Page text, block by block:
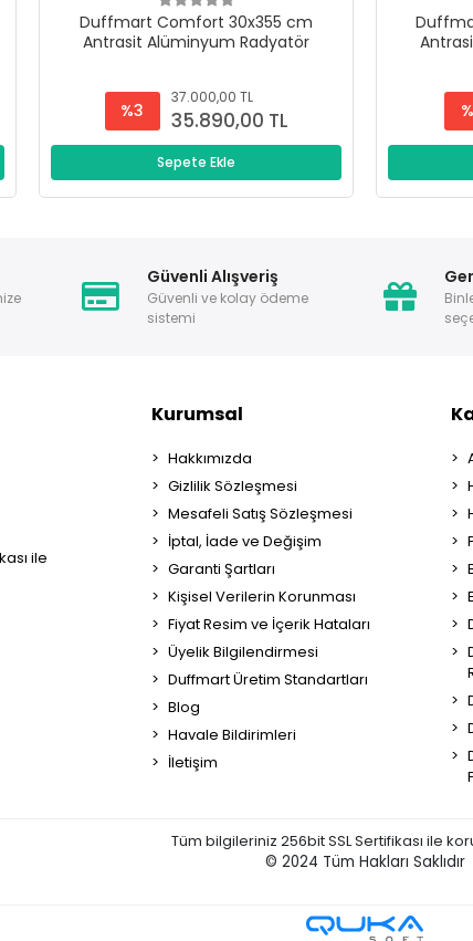
Duffmart Comfort 30x355 cm
Antrasit Alüminyum Radyatör
%3
37.000,00 TL
35.890,00 TL
Sepete Ekle
Güvenli Alışveriş
Güvenli ve kolay ödeme
sistemi
ile
Kurumsal
Hakkımızda
Gizlilik Sözleşmesi
Mesafeli Satış Sözleşmesi
İptal, İade ve Değişim
Garanti Şartları
Kişisel Verilerin Korunması
Fiyat Resim ve İçerik Hataları
Üyelik Bilgilendirmesi
Duffmart Üretim Standartları
Blog
Havale Bildirimleri
İletişim
Tüm bilgileriniz 256bit SSL Sertifikası ile
© 2024 Tüm Hakları Saklıdır